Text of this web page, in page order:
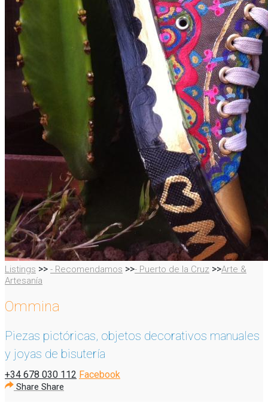
Listings >> - Recomendamos >>- Puerto de la Cruz >>Arte &
Artesanía
Ommina
Piezas pictóricas, objetos decorativos manuales
y joyas de bisutería
+34 678 030 112 Facebook
Share Share